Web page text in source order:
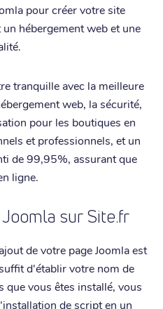
pour créer votre site
hébergement web et une
tranquille avec la meilleure
web, la sécurité,
pour les boutiques en
et professionnels, et un
de 99,95%, assurant que
ligne.
sur Site.fr
de votre page Joomla est
d'établir votre nom de
que vous êtes installé, vous
de script en un